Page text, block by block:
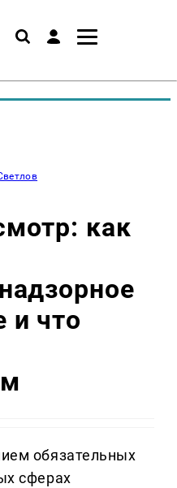
как
и что
обязательных
сферах